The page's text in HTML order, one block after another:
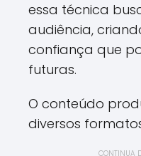
essa técnica
audiência,
confiança que
futuras.
O conteúdo
diversos
CONTINUA